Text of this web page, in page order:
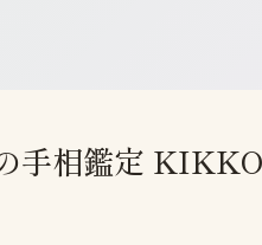
手相鑑定 KIKKO